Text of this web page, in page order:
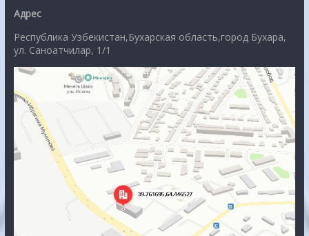
Адрес
Республика Узбекистан,Бухарская область,город Бухара,
ул. Саноатчилар, 1/1